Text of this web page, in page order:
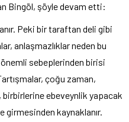
Bingöl, şöyle devam etti:
Peki bir taraftan deli gibi
anlaşmazlıklar neden bu
önemli sebeplerinden birisi
çoğu zaman,
birbirlerine ebeveynlik yapacak
girmesinden kaynaklanır.